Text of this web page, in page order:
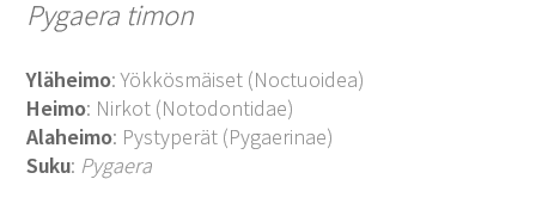
Pygaera timon
Yläheimo: Yökkösmäiset (Noctuoidea)
Heimo: Nirkot (Notodontidae)
Alaheimo: Pystyperät (Pygaerinae)
Suku: Pygaera